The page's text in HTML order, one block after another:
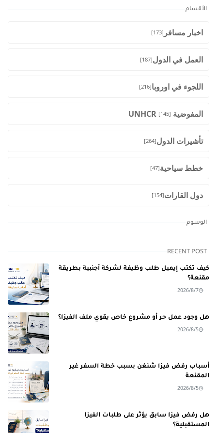
الأقسام
اخبار مسافر [173]
العمل في الدول[187]
اللجوء في اوروبا[216]
المفوضية UNHCR [145]
تأشيرات الدول[264]
خطط سياحية[47]
دول القارات[154]
الوسوم
RECENT POST
كيف تكتب إيميل طلب وظيفة لشركة أجنبية بطريقة
مقنعة؟
2026/8/7
هل وجود عمل حر أو مشروع خاص يقوي ملف الفيزا؟
2026/8/5
أسباب رفض فيزا شنغن بسبب خطة السفر غير
المقنعة
2026/8/5
هل رفض فيزا سابق يؤثر على طلبات الفيزا
المستقبلية؟